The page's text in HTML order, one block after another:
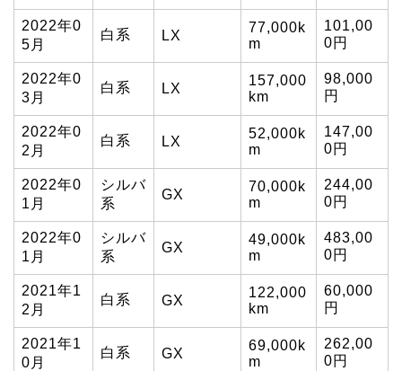
2022年0
5月
白系 LX
77,000k
m
101,00
0円
2022年0
3月
白系 LX
157,000
km
98,000
円
2022年0
2月
白系 LX
52,000k
m
147,00
0円
2022年0
1月
シルバ
系
GX
70,000k
m
244,00
0円
2022年0
1月
シルバ
系
GX
49,000k
m
483,00
0円
2021年1
2月
白系 GX
122,000
km
60,000
円
2021年1
0月
白系 GX
69,000k
m
262,00
0円